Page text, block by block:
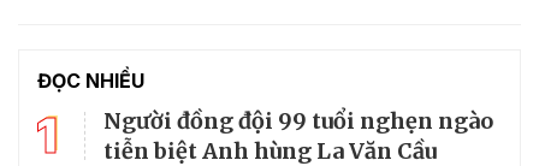
ĐỌC NHIỀU
1
Người đồng đội 99 tuổi nghẹn ngào
tiễn biệt Anh hùng La Văn Cầu